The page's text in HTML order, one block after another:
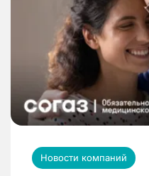
Новости компаний